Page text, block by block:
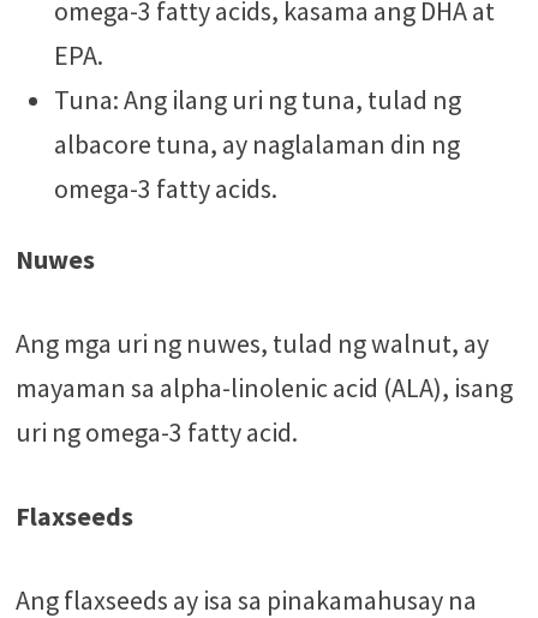
omega-3 fatty acids, kasama ang DHA at
EPA.
Tuna: Ang ilang uri ng tuna, tulad ng
albacore tuna, ay naglalaman din ng
omega-3 fatty acids.
Nuwes
Ang mga uri ng nuwes, tulad ng walnut, ay
mayaman sa alpha-linolenic acid (ALA), isang
uri ng omega-3 fatty acid.
Flaxseeds
Ang flaxseeds ay isa sa pinakamahusay na